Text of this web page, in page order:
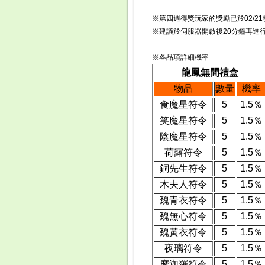
※第四週得獎玩家的獎勵已於02/21
※建議於伺服器開啟後20分鐘再進
※各品項詳細機率
龍鳳無間禮盒
物品
數量
機率
食魔星符令
5
1.5％
笑魔星符令
5
1.5％
陰魔星符令
5
1.5％
荷露符令
5
1.5％
銅先生符令
5
1.5％
木夫人符令
5
1.5％
魏青衣符令
5
1.5％
魏無心符令
5
1.5％
魏黃衣符令
5
1.5％
夜璃符令
5
1.5％